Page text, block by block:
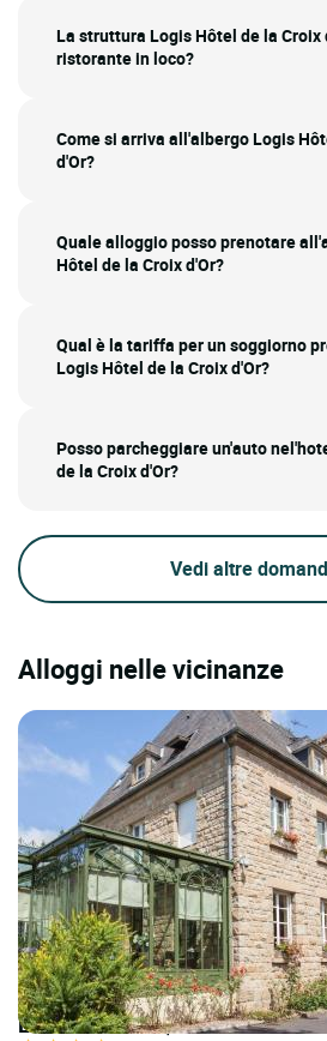
La struttura Logis Hôtel de la Croix
ristorante in loco?
Come si arriva all'albergo Logis
d'Or?
Quale alloggio posso prenotare
Hôtel de la Croix d'Or?
Qual è la tariffa per un soggiorno
Logis Hôtel de la Croix d'Or?
Posso parcheggiare un'auto
de la Croix d'Or?
Vedi altre
Alloggi nelle vicinanze
LOGIS HOTELS | Teritoria Hôtel